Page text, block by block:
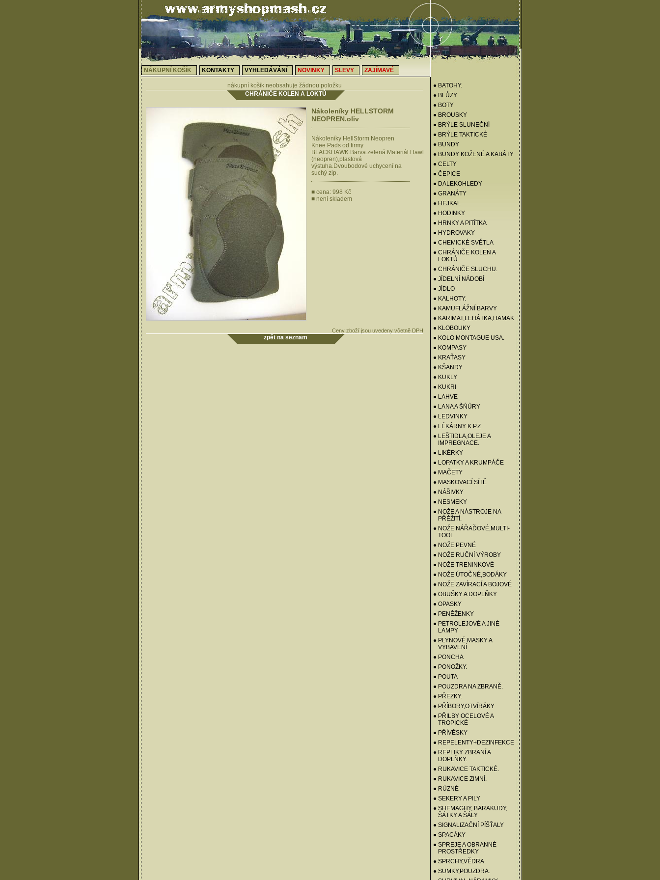
NÁKUPNÍ KOŠÍK KONTAKTY VYHLEDÁVÁNÍ NOVINKY SLEVY ZAJÍMAVÉ
nákupní košík neobsahuje žádnou položku
CHRÁNIČE KOLEN A LOKTŮ
Nákoleníky HELLSTORM
NEOPREN.oliv
Nákoleníky HellStorm Neopren
Knee Pads od firmy
BLACKHAWK.Barva:zelená.Materiál:Hawktex.
(neopren),plastová
výstuha.Dvoubodové uchycení na
suchý zip.
■ cena: 998 Kč
■ není skladem
Ceny zboží jsou uvedeny včetně DPH
zpět na seznam
● BATOHY.
● BLŮZY
● BOTY
● BROUSKY
● BRÝLE SLUNEČNÍ
● BRÝLE TAKTICKÉ
● BUNDY
● BUNDY KOŽENÉ A KABÁTY
● CELTY
● ČEPICE
● DALEKOHLEDY
● GRANÁTY
● HEJKAL
● HODINKY
● HRNKY A PITÍTKA
● HYDROVAKY
● CHEMICKÉ SVĚTLA
● CHRÁNIČE KOLEN A
LOKTŮ
● CHRÁNIČE SLUCHU.
● JÍDELNÍ NÁDOBÍ
● JÍDLO
● KALHOTY.
● KAMUFLÁŽNÍ BARVY
● KARIMAT,LEHÁTKA,HAMAK
● KLOBOUKY
● KOLO MONTAGUE USA.
● KOMPASY
● KRAŤASY
● KŠANDY
● KUKLY
● KUKRI
● LAHVE
● LANA A ŠŃŮRY
● LEDVINKY
● LÉKÁRNY K.P.Z
● LEŠTIDLA,OLEJE A
IMPREGNACE.
● LIKÉRKY
● LOPATKY A KRUMPÁČE
● MAČETY
● MASKOVACÍ SÍTĚ
● NÁŠIVKY
● NESMEKY
● NOŽE A NÁSTROJE NA
PŘĚŽITÍ.
● NOŽE NÁŘAĎOVÉ,MULTI-
TOOL
● NOŽE PEVNÉ
● NOŽE RUČNÍ VÝROBY
● NOŽE TRENINKOVÉ
● NOŽE ÚTOČNÉ,BODÁKY
● NOŽE ZAVÍRACÍ A BOJOVÉ
● OBUŠKY A DOPLŇKY
● OPASKY
● PENĚŽENKY
● PETROLEJOVÉ A JINÉ
LAMPY
● PLYNOVÉ MASKY A
VYBAVENÍ
● PONCHA
● PONOŽKY.
● POUTA
● POUZDRA NA ZBRANĚ.
● PŘEZKY.
● PŘÍBORY,OTVÍRÁKY
● PŘILBY OCELOVÉ A
TROPICKÉ
● PŘÍVĚSKY
● REPELENTY+DEZINFEKCE
● REPLIKY ZBRANÍ A
DOPLŇKY.
● RUKAVICE TAKTICKÉ.
● RUKAVICE ZIMNÍ.
● RŮZNÉ
● SEKERY A PILY
● SHEMAGHY, BARAKUDY,
ŠÁTKY A ŠÁLY
● SIGNALIZAČNÍ PÍŠŤALY
● SPACÁKY
● SPREJE A OBRANNÉ
PROSTŘEDKY
● SPRCHY,VĚDRA.
● SUMKY,POUZDRA.